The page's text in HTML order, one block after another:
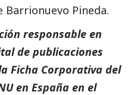
Barrionuevo Pineda.
responsable en
de publicaciones
Ficha Corporativa del
en España en el